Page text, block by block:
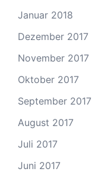
Januar 2018
Dezember 2017
November 2017
Oktober 2017
September 2017
August 2017
Juli 2017
Juni 2017